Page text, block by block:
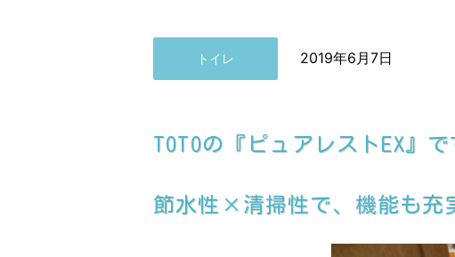
トイレ 2019年6月7日
TOTOの『ピュアレストEX』
節水性×清掃性で、機能も充